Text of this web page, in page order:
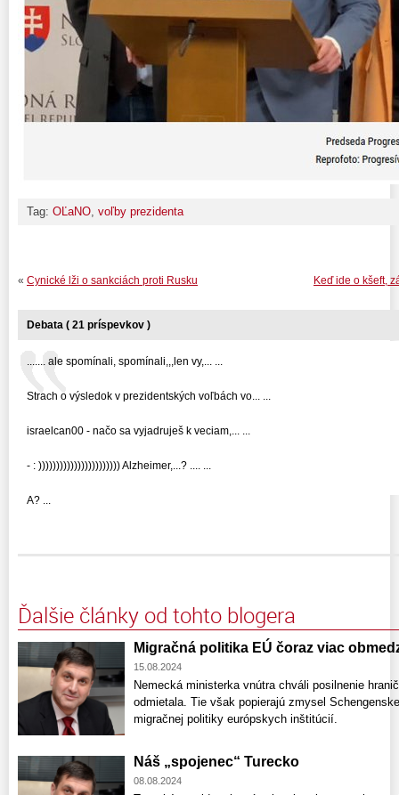
Tag: OĽaNO voľby prezidenta
Keď ide o kšeft,
« Cynické lži o sankciách proti Rusku
Debata ( 21 príspevkov )
....... ale spomínali, spomínali,,,len vy,... ...
Strach o výsledok v prezidentských voľbách vo... ...
israelcan00 - načo sa vyjadruješ k veciam,... ...
- : ))))))))))))))))))))))) Alzheimer,...? .... ...
A? ...
Ďalšie články od tohto blogera
Migračná politika EÚ čoraz viac
15.08.2024
Nemecká ministerka vnútra chváli posilnenie
odmietala. Tie však popierajú zmysel
migračnej politiky európskych inštitúcií.
Náš „spojenec“ Turecko
08.08.2024